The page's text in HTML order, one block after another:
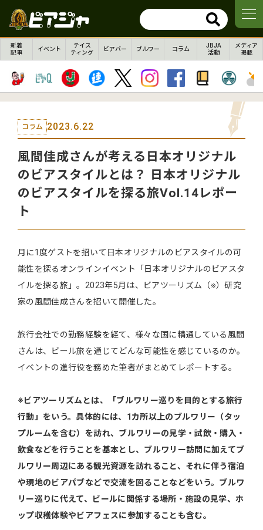
新着
記事
イベント
テイス
ティング
ビアバー ブルワー コラム
JBJA
活動
メディア
掲載
コラム 2023.6.22
風間佳成さんが考える日本オリジナル
のビアスタイルとは？ 日本オリジナル
のビアスタイルを探る旅Vol.14レポー
ト
月に1度ゲストを招いて日本オリジナルのビアスタイルの可
能性を探るオンラインイベント「日本オリジナルのビアスタ
イルを探る旅」。2023年5月は、ビアツーリズム（※）研究
家の風間佳成さんを招いて開催した。
旅行会社での勤務経験を経て、様々な国に精通している風間
さんは、ビール旅を通じてどんな可能性を感じているのか。
イベントの進行役を務めた筆者がまとめてレポートする。
※ビアツーリズムとは、「ブルワリー巡りを目的とする旅行
行動」をいう。具体的には、1カ所以上のブルワリー（タッ
プルームを含む）を訪れ、ブルワリーの見学・試飲・購入・
飲食などを行うことを基本とし、ブルワリー訪問に加えてブ
ルワリー周辺にある観光資源を訪れること、それに伴う宿泊
や現地のビアパブなどで交流を図ることなどをいう。ブルワ
リー巡りに代えて、ビールに関係する場所・施設の見学、ホ
ップ収穫体験やビアフェスに参加することも含む。